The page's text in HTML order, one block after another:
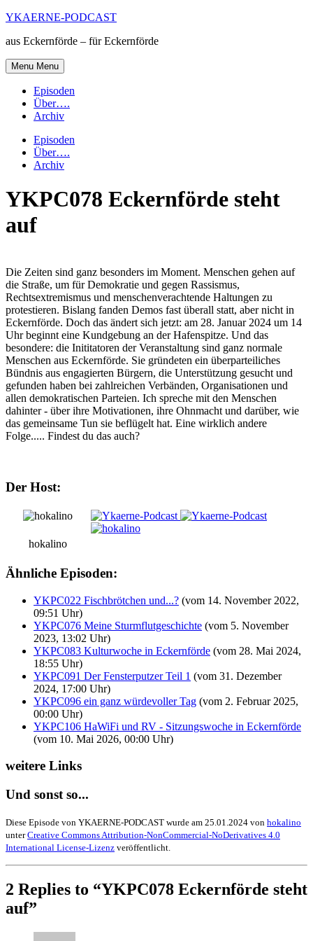
Skip
content
YKAERNE-PODCAST
aus Eckernförde – für Eckernförde
Menu Menu
Episoden
Über….
Archiv
Episoden
Über….
Archiv
YKPC078 Eckernförde steht
auf
Die Zeiten sind ganz besonders im Moment. Menschen gehen auf
die Straße, um für Demokratie und gegen Rassismus,
Rechtsextremismus und menschenverachtende Haltungen zu
protestieren. Bislang fanden Demos fast überall statt, aber nicht in
Eckernförde. Doch das ändert sich jetzt: am 28. Januar 2024 um 14
Uhr beginnt eine Kundgebung an der Hafenspitze. Und das
besondere: die Inititatoren der Veranstaltung sind ganz normale
Menschen aus Eckernförde. Sie gründeten ein überparteiliches
Bündnis aus engagierten Bürgern, die Unterstützung gesucht und
gefunden haben bei zahlreichen Verbänden, Organisationen und
allen demokratischen Parteien. Ich spreche mit den Menschen
dahinter - über ihre Motivationen, ihre Ohnmacht und darüber, wie
das gemeinsame Tun sie beflügelt hat. Eine wirklich andere
Folge..... Findest du das auch?
Der Host:
hokalino
Ähnliche Episoden:
YKPC022 Fischbrötchen und...? (vom 14. November 2022,
09:51 Uhr)
YKPC076 Meine Sturmflutgeschichte (vom 5. November
2023, 13:02 Uhr)
YKPC083 Kulturwoche in Eckernförde (vom 28. Mai 2024,
18:55 Uhr)
YKPC091 Der Fensterputzer Teil 1 (vom 31. Dezember
2024, 17:00 Uhr)
YKPC096 ein ganz würdevoller Tag (vom 2. Februar 2025,
00:00 Uhr)
YKPC106 HaWiFi und RV - Sitzungswoche in Eckernförde
(vom 10. Mai 2026, 00:00 Uhr)
weitere Links
Und sonst so...
Diese Episode von YKAERNE-PODCAST wurde am 25.01.2024 von hokalino
unterCreative Commons Attribution-NonCommercial-NoDerivatives 4.0
International License-Lizenz veröffentlicht.
2 Replies to “YKPC078 Eckernförde steht
auf”